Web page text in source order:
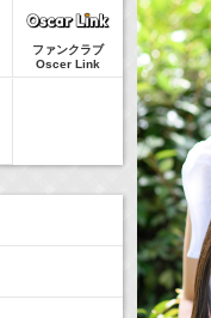
ファンクラブ
Oscer Link
Pick up